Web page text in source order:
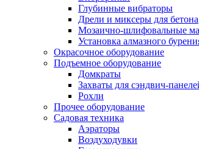
Глубинные вибраторы
Дрели и миксеры для бетона
Мозаично-шлифовальные
Установка алмазного
Окрасочное оборудование
Подъемное оборудование
Домкраты
Захваты для сэндвич-
Рохли
Прочее оборудование
Садовая техника
Аэраторы
Воздуходувки